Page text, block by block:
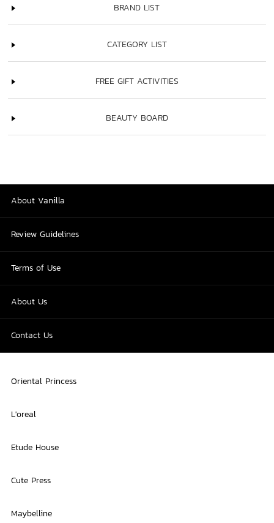
BRAND LIST
CATEGORY LIST
FREE GIFT ACTIVITIES
BEAUTY BOARD
About Vanilla
Review Guidelines
Terms of Use
About Us
Contact Us
Oriental Princess
L'oreal
Etude House
Cute Press
Maybelline